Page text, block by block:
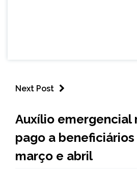
Next Post
GERAIS
NOTÍCIAS
Auxílio emergencial
pago a
março e abril